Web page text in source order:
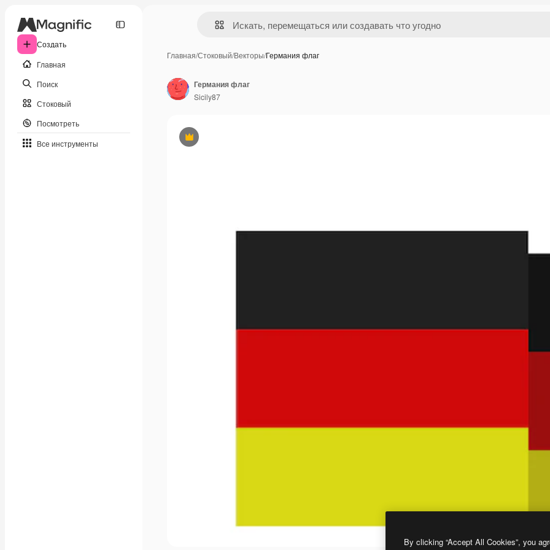
Создать
Главная
Поиск
Стоковый
Посмотреть
Все инструменты
Главная/Стоковый/Векторы/Германия флаг
Премиум
Германия флаг
Sicily87
By clicking “Accept All Cookies”, you